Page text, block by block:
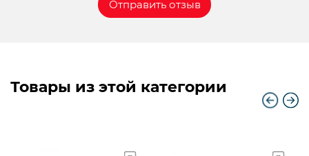
Товары из этой категории